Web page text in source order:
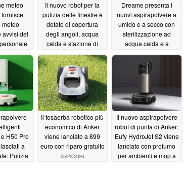
meteo
meteo
avvisi del
Il nuovo robot per la
pulizia delle finestre è
dotato di copertura
degli angoli, acqua
calda e stazione di
05/29/2026
Dreame presenta i
nuovi aspirapolvere a
umido e a secco con
sterilizzazione ad
acqua calda e a
modello viene messo
in vendita05/29/2026
H50 Pro
a
Pulizia
Il tosaerba robotico più
economico di Anker
viene lanciato a 899
euro con riparo gratuito
05/22/2026
Il nuovo aspirapolvere
robot di punta di Anker:
Eufy HydroJet S2 viene
lanciato con profumo
per ambienti e mop a